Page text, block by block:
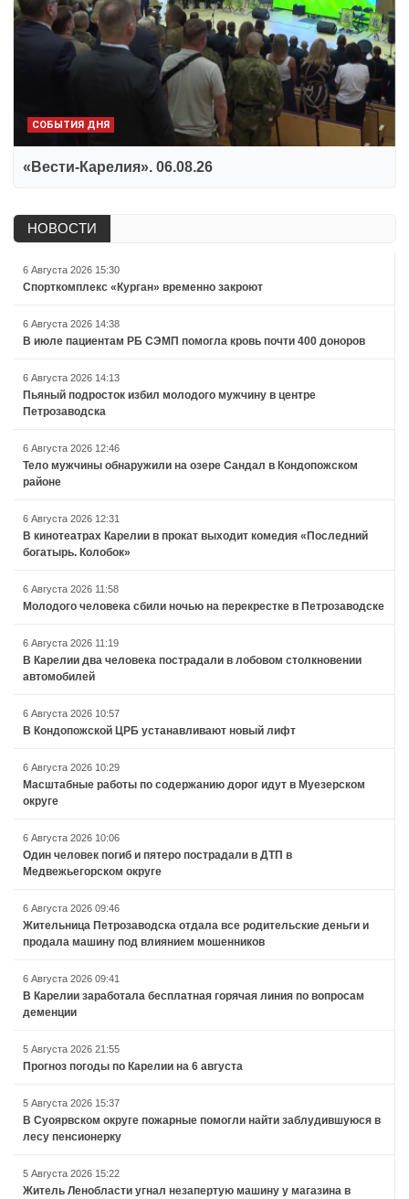
СОБЫТИЯ ДНЯ
«Вести-Карелия». 06.08.26
НОВОСТИ
6 Августа 2026 15:30
Спорткомплекс «Курган» временно закроют
6 Августа 2026 14:38
В июле пациентам РБ СЭМП помогла кровь почти 400 доноров
6 Августа 2026 14:13
Пьяный подросток избил молодого мужчину в центре
Петрозаводска
6 Августа 2026 12:46
Тело мужчины обнаружили на озере Сандал в Кондопожском
районе
6 Августа 2026 12:31
В кинотеатрах Карелии в прокат выходит комедия «Последний
богатырь. Колобок»
6 Августа 2026 11:58
Молодого человека сбили ночью на перекрестке в Петрозаводске
6 Августа 2026 11:19
В Карелии два человека пострадали в лобовом столкновении
автомобилей
6 Августа 2026 10:57
В Кондопожской ЦРБ устанавливают новый лифт
6 Августа 2026 10:29
Масштабные работы по содержанию дорог идут в Муезерском
округе
6 Августа 2026 10:06
Один человек погиб и пятеро пострадали в ДТП в
Медвежьегорском округе
6 Августа 2026 09:46
Жительница Петрозаводска отдала все родительские деньги и
продала машину под влиянием мошенников
6 Августа 2026 09:41
В Карелии заработала бесплатная горячая линия по вопросам
деменции
5 Августа 2026 21:55
Прогноз погоды по Карелии на 6 августа
5 Августа 2026 15:37
В Суоярвском округе пожарные помогли найти заблудившуюся в
лесу пенсионерку
5 Августа 2026 15:22
Житель Ленобласти угнал незапертую машину у магазина в